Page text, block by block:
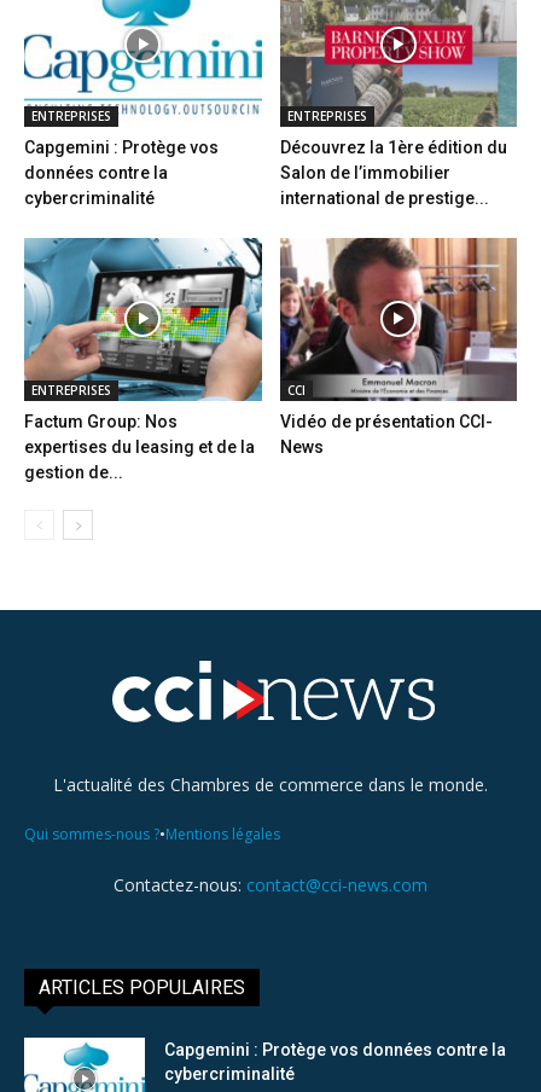
ENTREPRISES
Capgemini : Protège vos
données contre la
cybercriminalité
ENTREPRISES
Découvrez la 1ère édition du
Salon de l’immobilier
international de prestige...
ENTREPRISES
Factum Group: Nos
expertises du leasing et de la
gestion de...
CCI
Vidéo de présentation CCI-
News
L'actualité des Chambres de commerce dans le monde.
Qui sommes-nous ?•Mentions légales
Contactez-nous: contact@cci-news.com
ARTICLES POPULAIRES
Capgemini : Protège vos données contre la
cybercriminalité